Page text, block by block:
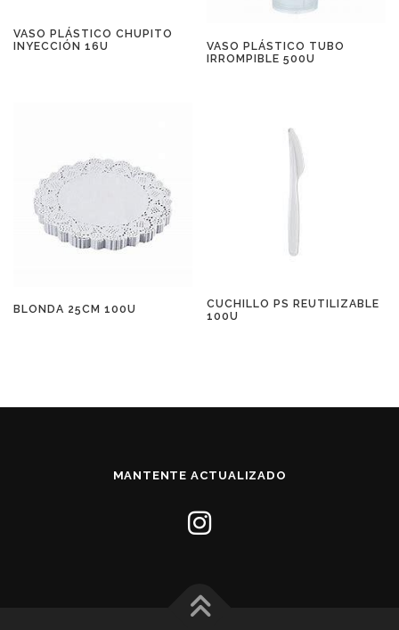
VASO PLÁSTICO CHUPITO
INYECCIÓN 16U
VASO PLÁSTICO TUBO
IRROMPIBLE 500U
BLONDA 25CM 100U
CUCHILLO PS REUTILIZABLE
100U
MANTENTE ACTUALIZADO